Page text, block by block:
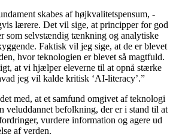
skabes af højkvalitetspensum, -
lærere. Det vil sige, at principper for god
som selvstændig tænkning og analytiske
Faktisk vil jeg sige, at de er blevet
hvor teknologien er blevet så magtfuld.
at vi hjælper eleverne til at opnå stærke
jeg vil kalde kritisk ‘AI-literacy’.”
med, at et samfund omgivet af teknologi
veluddannet befolkning, der er i stand til at
vurdere information og agere ud
af verden.